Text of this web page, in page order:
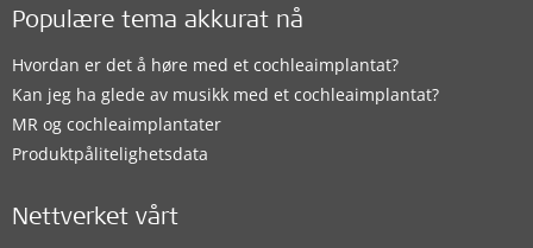
Populære tema akkurat nå
Hvordan er det å høre med et cochleaimplantat?
Kan jeg ha glede av musikk med et cochleaimplantat?
MR og cochleaimplantater
Produktpålitelighetsdata
Nettverket vårt